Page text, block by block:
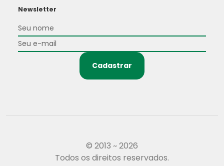
Newsletter
Cadastrar
© 2013 ~ 2026
Todos os direitos reservados.